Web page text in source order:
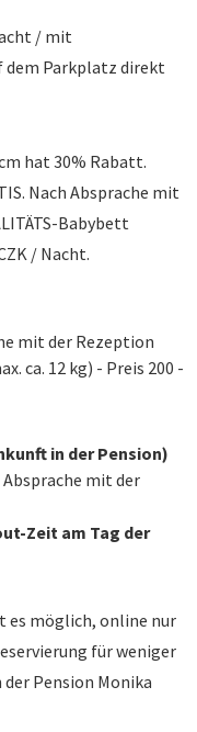
/ mit
dem Parkplatz direkt
hat 30% Rabatt.
Nach Absprache mit
Babybett
/ Nacht.
mit der Rezeption
ca. 12 kg) - Preis 200 -
in der Pension)
mit der
Zeit am Tag der
es möglich, online nur
für weniger
Pension Monika